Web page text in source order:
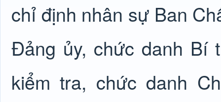
chỉ định nhân sự Ban
Đảng ủy, chức danh Bí
kiểm tra, chức danh